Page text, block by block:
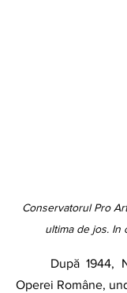
Conservatorul Pro
ultima de jos. In
Operei Române,